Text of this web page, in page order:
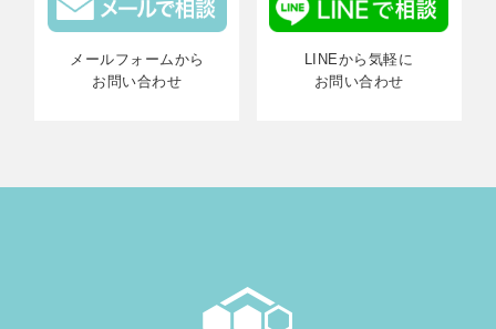
メールフォームから
お問い合わせ
LINEから気軽に
お問い合わせ